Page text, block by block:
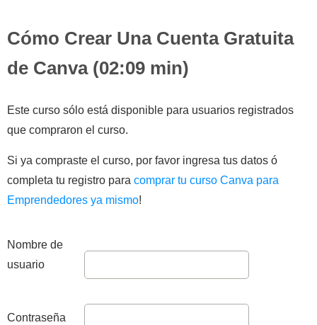
Cómo Crear Una Cuenta Gratuita
de Canva (02:09 min)
Este curso sólo está disponible para usuarios registrados
que compraron el curso.
Si ya compraste el curso, por favor ingresa tus datos ó
completa tu registro para comprar tu curso Canva para
Emprendedores ya mismo!
Nombre de
usuario
Contraseña